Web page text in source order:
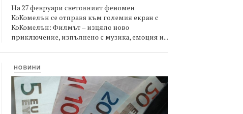
На 27 февруари световният феномен
КоКомелън се отправя към големия екран с
КоКомелън: Филмът – изцяло ново
приключение, изпълнено с музика, емоция и...
НОВИНИ